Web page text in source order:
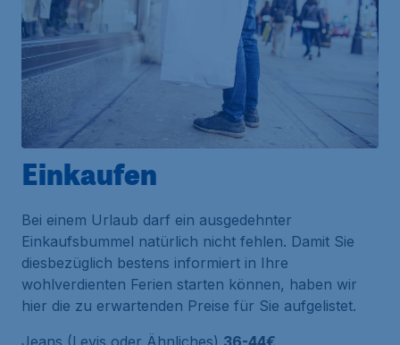
Einkaufen
Bei einem Urlaub darf ein ausgedehnter
Einkaufsbummel natürlich nicht fehlen. Damit Sie
diesbezüglich bestens informiert in Ihre
wohlverdienten Ferien starten können, haben wir
hier die zu erwartenden Preise für Sie aufgelistet.